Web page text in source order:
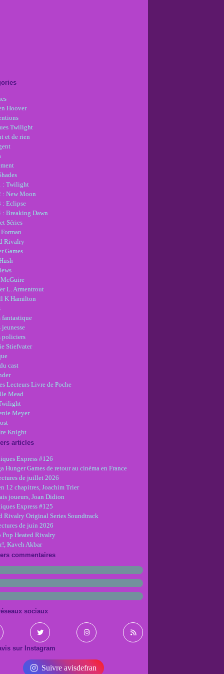
Hoover
Twilight
et de rien
: Twilight
: New Moon
: Eclipse
: Breaking Dawn
Séries
Rivalry
Games
McGuire
L. Armentrout
K Hamilton
fantastique
policiers
Stiefvater
cast
Lecteurs Livre de Poche
Mead
Meyer
Knight
articles
Express #126
Hunger Games de retour au cinéma en France
de juillet 2026
12 chapitres, Joachim Trier
joueurs, Joan Didion
Express #125
Rivalry Original Series Soundtrack
de juin 2026
Pop Heated Rivalry
Kaveh Akbar
commentaires
sociaux
sur Instagram
Suivre avisdefran